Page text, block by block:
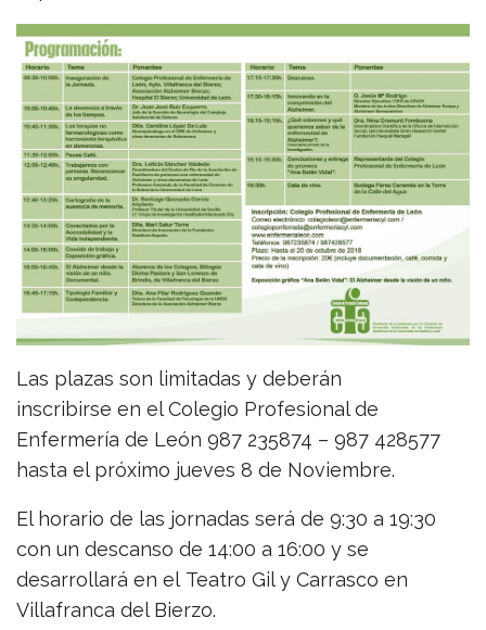
Las plazas son limitadas y deberán
inscribirse en el Colegio Profesional de
Enfermería de León 987 235874 – 987 428577
hasta el próximo jueves 8 de Noviembre.
El horario de las jornadas será de 9:30 a 19:30
con un descanso de 14:00 a 16:00 y se
desarrollará en el Teatro Gil y Carrasco en
Villafranca del Bierzo.